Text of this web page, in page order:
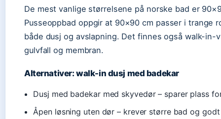
De mest vanlige størrelsene på norske bad er
Pusseoppbad oppgir at 90×90 cm passer i trange
både dusj og avslapning. Det finnes også walk-
gulvfall og membran.
Alternativer: walk-in dusj med badekar
Dusj med badekar med skyvedør – sparer plass
Åpen løsning uten dør – krever større bad og